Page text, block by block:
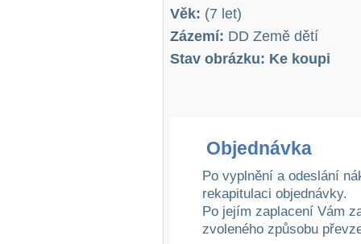
Věk: (7 let)
Zázemí: DD Země dětí
Stav obrázku: Ke koupi
Objednávka
Po vyplnění a odeslání
rekapitulaci objednávky.
Po jejím zaplacení Vám
zvoleného způsobu